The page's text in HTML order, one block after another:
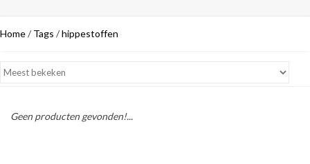
Home/ Tags /hippestoffen
Geen producten gevonden!...